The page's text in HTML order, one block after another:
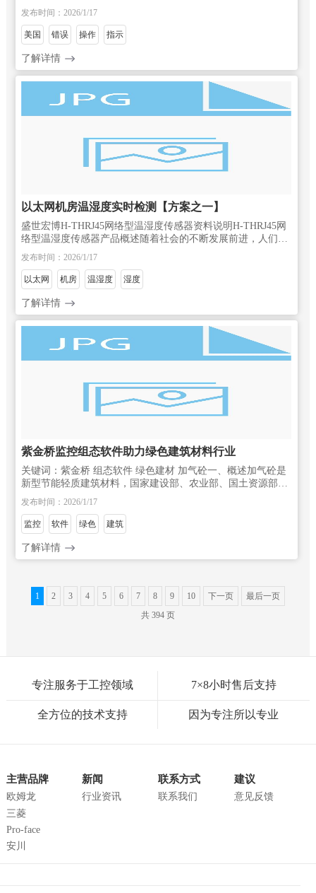
进行组装. 如果操作员工拿到一个错误的零件,该物料箱上的
EZ-LIGHT
发布时间：2026/1/17
美国 错误 操作 指示
了解详情
以太网机房温湿度实时检测【方案之一】
盛世宏博H-THRJ45网络型温湿度传感器资料说明H-THRJ45网
络型温湿度传感器产品概述随着社会的不断发展前进，人们进
入了数字化信息时代，对生活质量的要求越来越高。汽车、空
调、除湿器、烘干机等都
发布时间：2026/1/17
以太网 机房 温湿度 湿度
了解详情
紫金桥监控组态软件助力绿色建筑材料行业
关键词：紫金桥 组态软件 绿色建材 加气砼一、概述加气砼是
新型节能轻质建筑材料，国家建设部、农业部、国土资源部一
直大力推广应用。它是采用水泥，粉煤灰，轻集料等主要原
料，加上一定的助剂，经科学配方，
发布时间：2026/1/17
监控 软件 绿色 建筑
了解详情
1 2 3 4 5 6 7 8 9 10 下一页
最后一页
共 394 页
专注服务于工控领域 7×8小时售后支持
全方位的技术支持 因为专注所以专业
主营品牌
欧姆龙
三菱
Pro-face
安川
新闻
行业资讯
联系方式
联系我们
建议
意见反馈